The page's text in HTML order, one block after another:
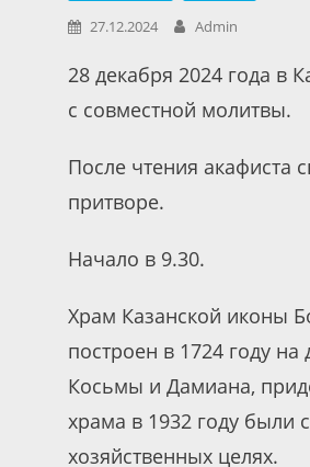
27.12.2024 Admin
28 декабря 2024 года в
с совместной молитвы.
После чтения акафиста
притворе.
Начало в 9.30.
Храм Казанской иконы
построен в 1724 году
Косьмы и Дамиана,
храма в 1932 году были
хозяйственных целях.